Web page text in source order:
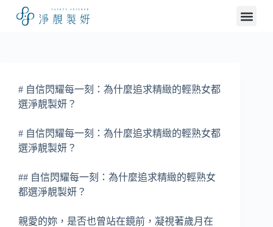
# 自信閃耀每一刻：為什麼追求精緻的輕熟女都
選淨靚製妍？
# 自信閃耀每一刻：為什麼追求精緻的輕熟女都
選淨靚製妍？
## 自信閃耀每一刻：為什麼追求精緻的輕熟女
都選淨靚製妍？
親愛的妳，是否也曾站在鏡前，凝視著歲月在